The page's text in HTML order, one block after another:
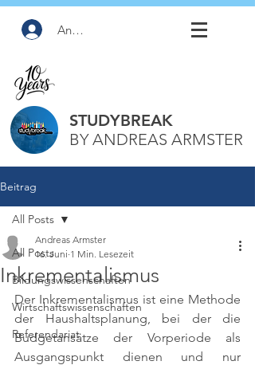
Anmelden
STUDYBREAK
BY ANDREAS ARMSTER
Beitrag
All Posts
Bildungswissenschaften
Wirtschaftswissenschaften
Referendariat
All Posts
Inkrementalismus
Andreas Armster
16. Juni 1 Min. Lesezeit
Der Inkrementalismus ist eine Methode
der Haushaltsplanung, bei der die
Budgetansätze der Vorperiode als
Ausgangspunkt dienen und nur